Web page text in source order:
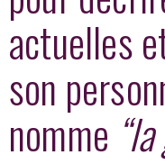
actuelles
son
nomme